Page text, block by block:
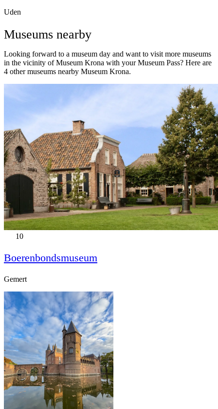
Uden
Museums nearby
Looking forward to a museum day and want to visit more museums
in the vicinity of Museum Krona with your Museum Pass? Here are
4 other museums nearby Museum Krona.
10
Boerenbondsmuseum
Gemert